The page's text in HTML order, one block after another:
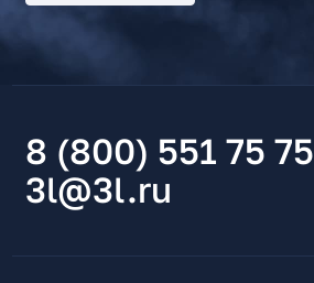
8 (800) 551 75 75
3l@3l.ru